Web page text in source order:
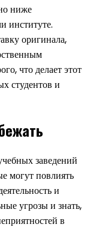
ниже
институте.
оригинала,
что делает этот
студентов и
заведений
могут повлиять
и
угрозы и знать,
в